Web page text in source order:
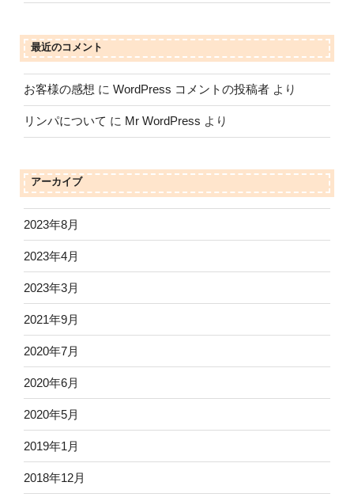
最近のコメント
お客様の感想 に WordPress コメントの投稿者 より
リンパについて に Mr WordPress より
アーカイブ
2023年8月
2023年4月
2023年3月
2021年9月
2020年7月
2020年6月
2020年5月
2019年1月
2018年12月